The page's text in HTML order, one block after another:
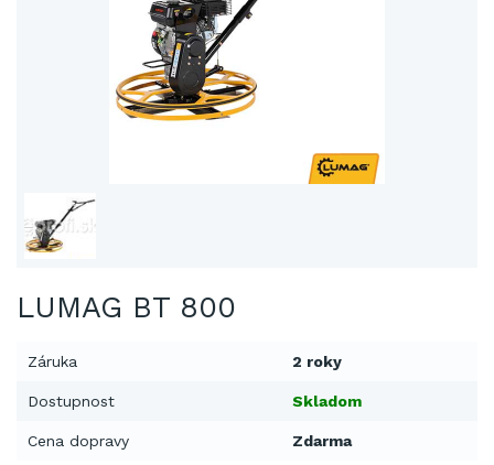
LUMAG BT 800
Záruka 2 roky
Dostupnost Skladom
Cena dopravy Zdarma